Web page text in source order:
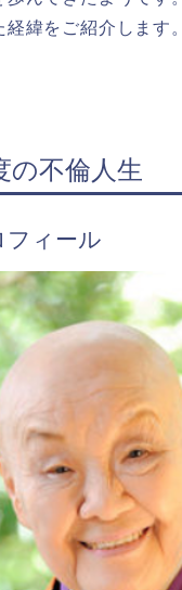
経緯をご紹介します
不倫人生
フィール